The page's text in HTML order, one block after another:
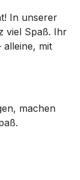
In unserer
viel Spaß. Ihr
mit
machen